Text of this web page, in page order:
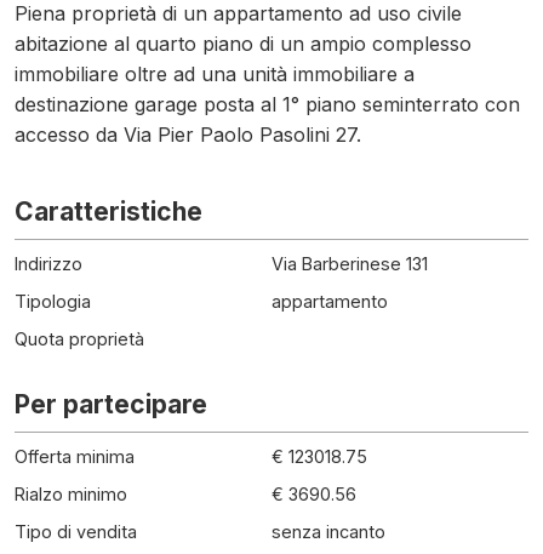
Piena proprietà di un appartamento ad uso civile
abitazione al quarto piano di un ampio complesso
immobiliare oltre ad una unità immobiliare a
destinazione garage posta al 1° piano seminterrato con
accesso da Via Pier Paolo Pasolini 27.
Caratteristiche
Indirizzo
Via Barberinese 131
Tipologia
appartamento
Quota proprietà
Per partecipare
Offerta minima
€ 123018.75
Rialzo minimo
€ 3690.56
Tipo di vendita
senza incanto